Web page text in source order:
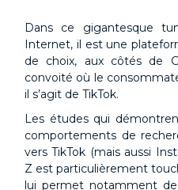
Dans ce gigantesque
Internet, il est une
de choix, aux côtés de
convoité où le
il s’agit de TikTok.
Les études qui
comportements de
vers TikTok (mais aussi
Z est particulièrement
lui permet notamment